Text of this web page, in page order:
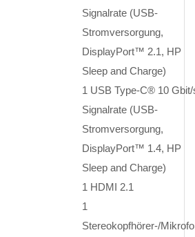
Signalrate (USB-
Stromversorgung,
DisplayPort™ 2.1, HP
Sleep and Charge)
1 USB Type-C® 10
Signalrate (USB-
Stromversorgung,
DisplayPort™ 1.4, HP
Sleep and Charge)
1 HDMI 2.1
1
Stereokopfhörer-/